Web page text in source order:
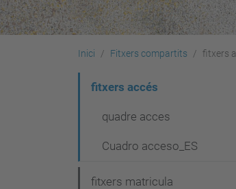
Inici Fitxers compartits fitxers
e
fitxers accés
quadre acces
Cuadro acceso_ES
fitxers matricula